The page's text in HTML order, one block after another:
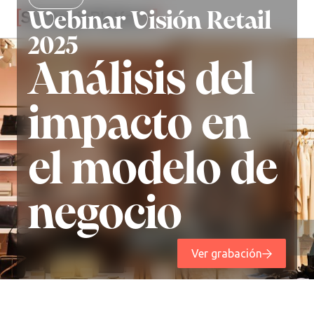
Webinar Visión Retail
2025
Análisis del
impacto en
el modelo de
negocio
Ver grabación